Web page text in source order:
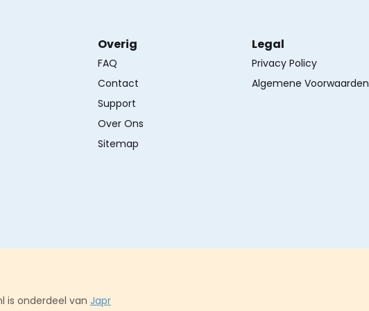
Overig
FAQ
Contact
Support
Over Ons
Sitemap
Legal
Privacy Policy
Algemene Voorwaarden
is onderdeel van Japr